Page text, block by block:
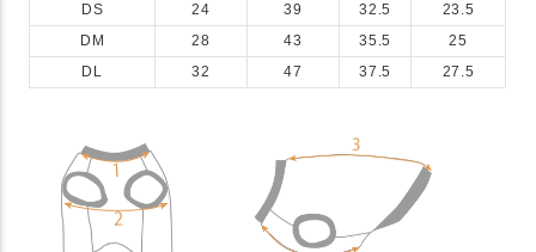
DS
24 39 32.5
23.5
DM
28 43 35.5
25
DL
32 47 37.5 27.5